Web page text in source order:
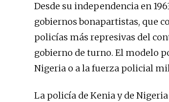
Desde su independencia en
gobiernos bonapartistas, que
policías más represivas del
gobierno de turno. El modelo
Nigeria o a la fuerza policial
La policía de Kenia y de